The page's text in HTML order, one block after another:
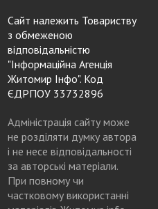
Сайт належить Товариству
з обмеженою
відповідальністю
"Інформаційна Агенція
Житомир Інфо". Код
ЄДРПОУ 33732896
Адміністрація сайту може
не розділяти думку автора
і не несе відповідальності
за авторські матеріали.
При повному чи
частковому використанні